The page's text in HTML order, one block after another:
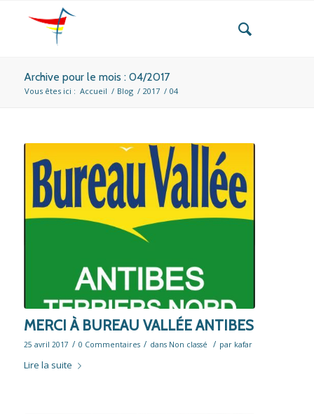
Archive pour le mois : 04/2017
Vous êtes ici : Accueil / Blog / 2017 / 04
MERCI À BUREAU VALLÉE ANTIBES
25 avril 2017 / 0 Commentaires / dans Non classé / par kafar
Lire la suite